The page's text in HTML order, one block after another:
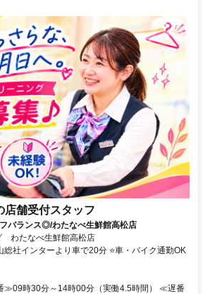
店舗受付スタッフ
バランス◎/わたなべ生鮮館高松店
わたなべ生鮮館高松店
総社インターより車で20分 ⭐車・バイク通勤OK
≫09時30分～14時00分（実働4.5時間） ≪遅番